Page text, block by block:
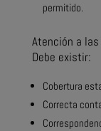
permitido.
Atención a
Debe existir:
Cobertura
Correcta